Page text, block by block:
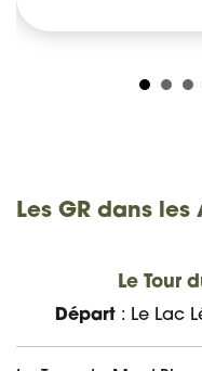
Les GR dans
Le Tour
Départ: Le Lac